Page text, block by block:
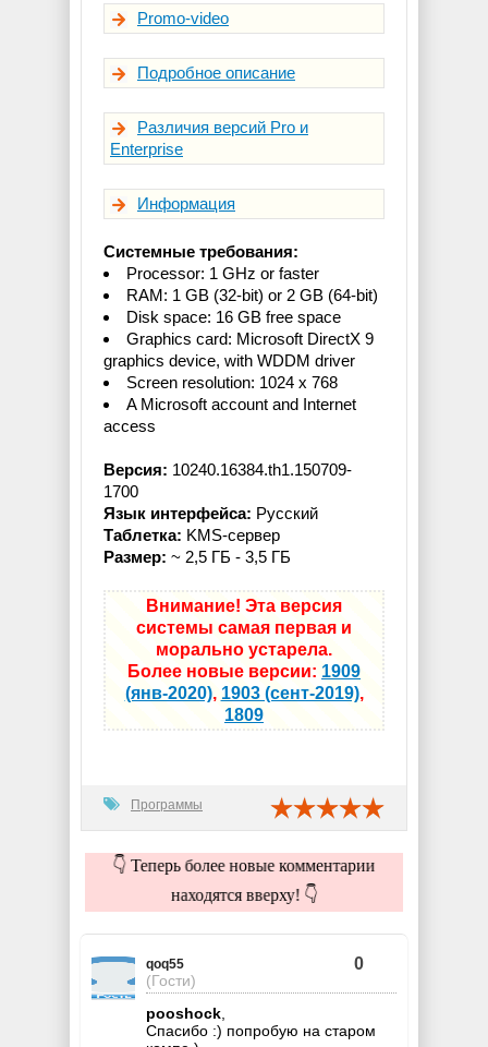
Promo-video
Подробное описание
Различия версий Pro и
Enterprise
Информация
Системные требования:
Processor: 1 GHz or faster
RAM: 1 GB (32-bit) or 2 GB (64-bit)
Disk space: 16 GB free space
Graphics card: Microsoft DirectX 9
graphics device, with WDDM driver
Screen resolution: 1024 x 768
A Microsoft account and Internet
access
Версия: 10240.16384.th1.150709-
1700
Язык интерфейса: Русский
Таблетка: KMS-сервер
Размер: ~ 2,5 ГБ - 3,5 ГБ
Внимание! Эта версия
системы самая первая и
морально устарела.
Более новые версии: 1909
(янв-2020), 1903 (сент-2019),
1809
Программы
👇 Теперь более новые комментарии
находятся вверху! 👇
qoq55
(Гости)
0
pooshock,
Спасибо :) попробую на старом